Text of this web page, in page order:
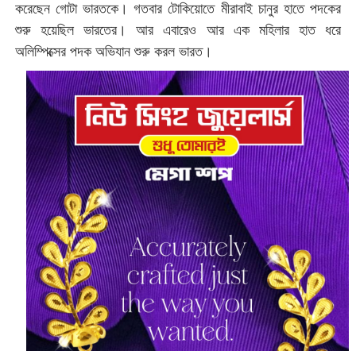
করেছেন গোটা ভারতকে। গতবার টোকিয়োতে মীরাবাই চানুর হাতে পদকের
শুরু হয়েছিল ভারতের। আর এবারেও আর এক মহিলার হাত ধরে
অলিম্পিক্সের পদক অভিযান শুরু করল ভারত।